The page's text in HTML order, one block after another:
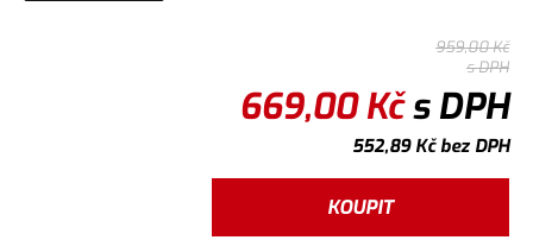
959,00Kč
s DPH
669,00Kčs DPH
552,89Kčbez DPH
KOUPIT